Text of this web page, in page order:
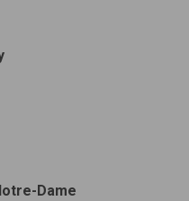
Dame